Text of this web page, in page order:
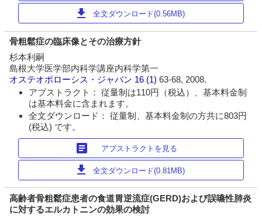
download 全文ダウンロード(0.56MB)
骨粗鬆症の臨床像とその治療方針
杉本利嗣
島根大学医学部内科学講座内科学第一
オステオポローシス・ジャパン 16 (1)63-68, 2008.
アブストラクト： 従量制は110円（税込）、基本料金制
は基本料金に含まれます。
全文ダウンロード： 従量制、基本料金制の方共に803円
(税込) です。
article アブストラクトを見る
download 全文ダウンロード(0.81MB)
高齢者骨粗鬆症患者の食道胃逆流症(GERD)および誤嚥性肺炎
に対するエルカトニンの効果の検討